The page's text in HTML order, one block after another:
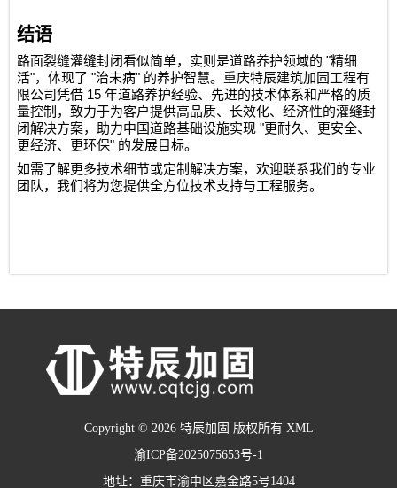
结语
路面裂缝灌缝封闭看似简单，实则是道路养护领域的 "精细
活"，体现了 "治未病" 的养护智慧。重庆特辰建筑加固工程有
限公司凭借 15年道路养护经验、先进的技术体系和严格的质
量控制，致力于为客户提供高品质、长效化、经济性的灌缝封
闭解决方案，助力中国道路基础设施实现 "更耐久、更安全、
更经济、更环保" 的发展目标。
如需了解更多技术细节或定制解决方案，欢迎联系我们的专业
团队，我们将为您提供全方位技术支持与工程服务。
Copyright © 2026 特辰加固 版权所有 XML
渝ICP备2025075653号-1
地址：重庆市渝中区嘉金路5号1404